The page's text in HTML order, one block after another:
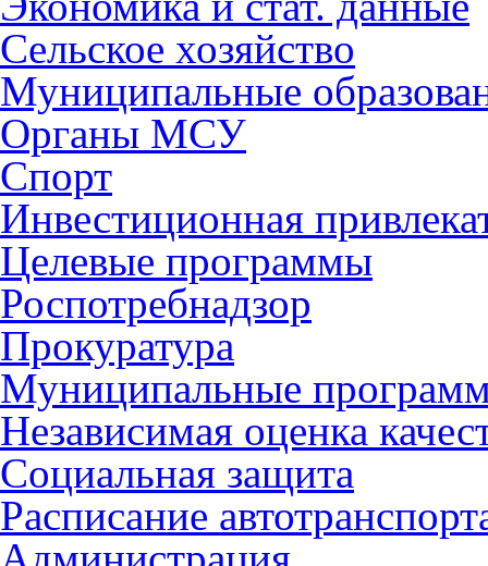
Сельское хозяйство
Муниципальные
Органы МСУ
Спорт
Инвестиционная
Целевые программы
Роспотребнадзор
Прокуратура
Муниципальные
Независимая оценка
Социальная защита
Расписание